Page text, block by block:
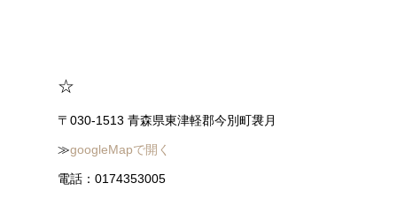
☆
〒030-1513 青森県東津軽郡今別町袰月
≫googleMapで開く
電話：0174353005